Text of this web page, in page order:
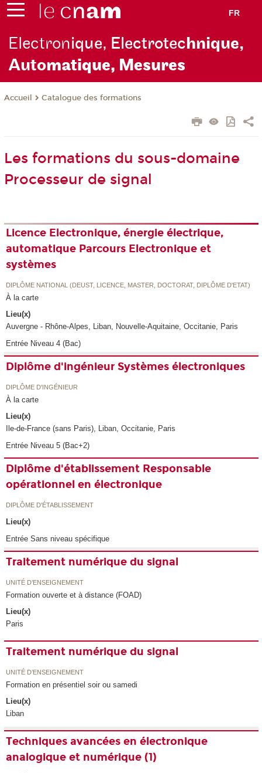
FR
Electronique, Electrotechnique,
Automatique, Mesures
Accueil Catalogue des formations
Les formations du sous-domaine
Processeur de signal
Licence Electronique, énergie électrique,
automatique Parcours Electronique et
systèmes
DIPLÔME NATIONAL (DEUST, LICENCE, MASTER, DOCTORAT, DIPLÔME D'ETAT)
À la carte
Lieu(x)
Auvergne - Rhône-Alpes, Liban, Nouvelle-Aquitaine, Occitanie, Paris
Entrée Niveau 4 (Bac)
Diplôme d'ingénieur Systèmes électroniques
DIPLÔME D'INGÉNIEUR
À la carte
Lieu(x)
Ile-de-France (sans Paris), Liban, Occitanie, Paris
Entrée Niveau 5 (Bac+2)
Diplôme d'établissement Responsable
opérationnel en électronique
DIPLÔME D'ÉTABLISSEMENT
Lieu(x)
Entrée Sans niveau spécifique
Traitement numérique du signal
UNITÉ D’ENSEIGNEMENT
Formation ouverte et à distance (FOAD)
Lieu(x)
Paris
Traitement numérique du signal
UNITÉ D’ENSEIGNEMENT
Formation en présentiel soir ou samedi
Lieu(x)
Liban
Techniques avancées en électronique
analogique et numérique (1)